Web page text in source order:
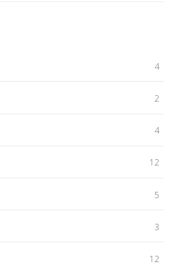
4
2
4
12
5
3
12